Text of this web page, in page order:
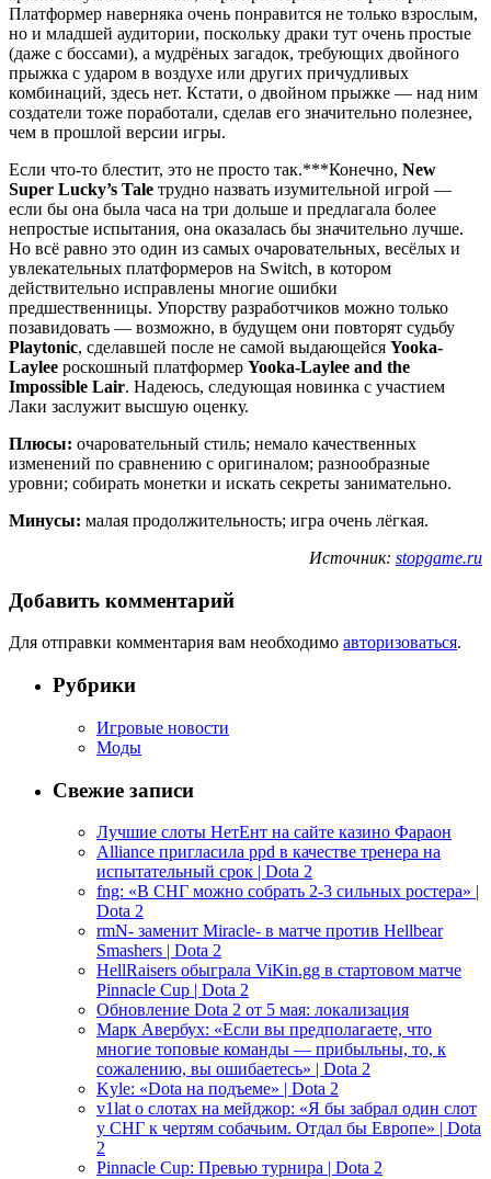
Платформер наверняка очень понравится не только взрослым,
но и младшей аудитории, поскольку драки тут очень простые
(даже с боссами), а мудрёных загадок, требующих двойного
прыжка с ударом в воздухе или других причудливых
комбинаций, здесь нет. Кстати, о двойном прыжке — над ним
создатели тоже поработали, сделав его значительно полезнее,
чем в прошлой версии игры.
Если что-то блестит, это не просто так.***Конечно, New
Super Lucky’s Tale трудно назвать изумительной игрой —
если бы она была часа на три дольше и предлагала более
непростые испытания, она оказалась бы значительно лучше.
Но всё равно это один из самых очаровательных, весёлых и
увлекательных платформеров на Switch, в котором
действительно исправлены многие ошибки
предшественницы. Упорству разработчиков можно только
позавидовать — возможно, в будущем они повторят судьбу
Playtonic, сделавшей после не самой выдающейся Yooka-
Laylee роскошный платформер Yooka-Laylee and the
Impossible Lair. Надеюсь, следующая новинка с участием
Лаки заслужит высшую оценку.
Плюсы: очаровательный стиль; немало качественных
изменений по сравнению с оригиналом; разнообразные
уровни; собирать монетки и искать секреты занимательно.
Минусы: малая продолжительность; игра очень лёгкая.
Источник: stopgame.ru
Добавить комментарий
Для отправки комментария вам необходимо авторизоваться.
Рубрики
Игровые новости
Моды
Свежие записи
Лучшие слоты НетЕнт на сайте казино Фараон
Alliance пригласила ppd в качестве тренера на
испытательный срок | Dota 2
fng: «В СНГ можно собрать 2-3 сильных ростера» |
Dota 2
rmN- заменит Miracle- в матче против Hellbear
Smashers | Dota 2
HellRaisers обыграла ViKin.gg в стартовом матче
Pinnacle Cup | Dota 2
Обновление Dota 2 от 5 мая: локализация
Марк Авербух: «Если вы предполагаете, что
многие топовые команды — прибыльны, то, к
сожалению, вы ошибаетесь» | Dota 2
Kyle: «Dota на подъеме» | Dota 2
v1lat о слотах на мейджор: «Я бы забрал один слот
у СНГ к чертям собачьим. Отдал бы Европе» | Dota
2
Pinnacle Cup: Превью турнира | Dota 2